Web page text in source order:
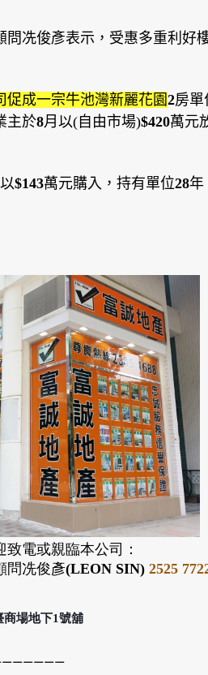
問冼俊彥表示，受惠多重利好
促成一宗牛池灣新麗花園2房單
主於8月以(自由市場)$420萬元
$143萬元購入 ，持有單位28年
電或親臨本公司：
問冼俊彥(LEON SIN) 2525
商場地下1號舖